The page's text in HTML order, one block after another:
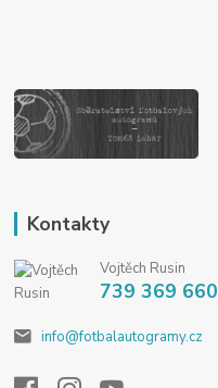
Kontakty
Vojtěch Rusin
739 369 660
info@fotbalautogramy.cz